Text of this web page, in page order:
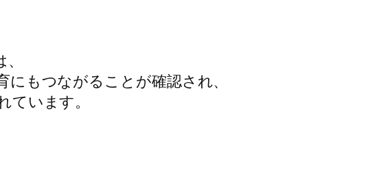
にもつながることが確認され、
ています。